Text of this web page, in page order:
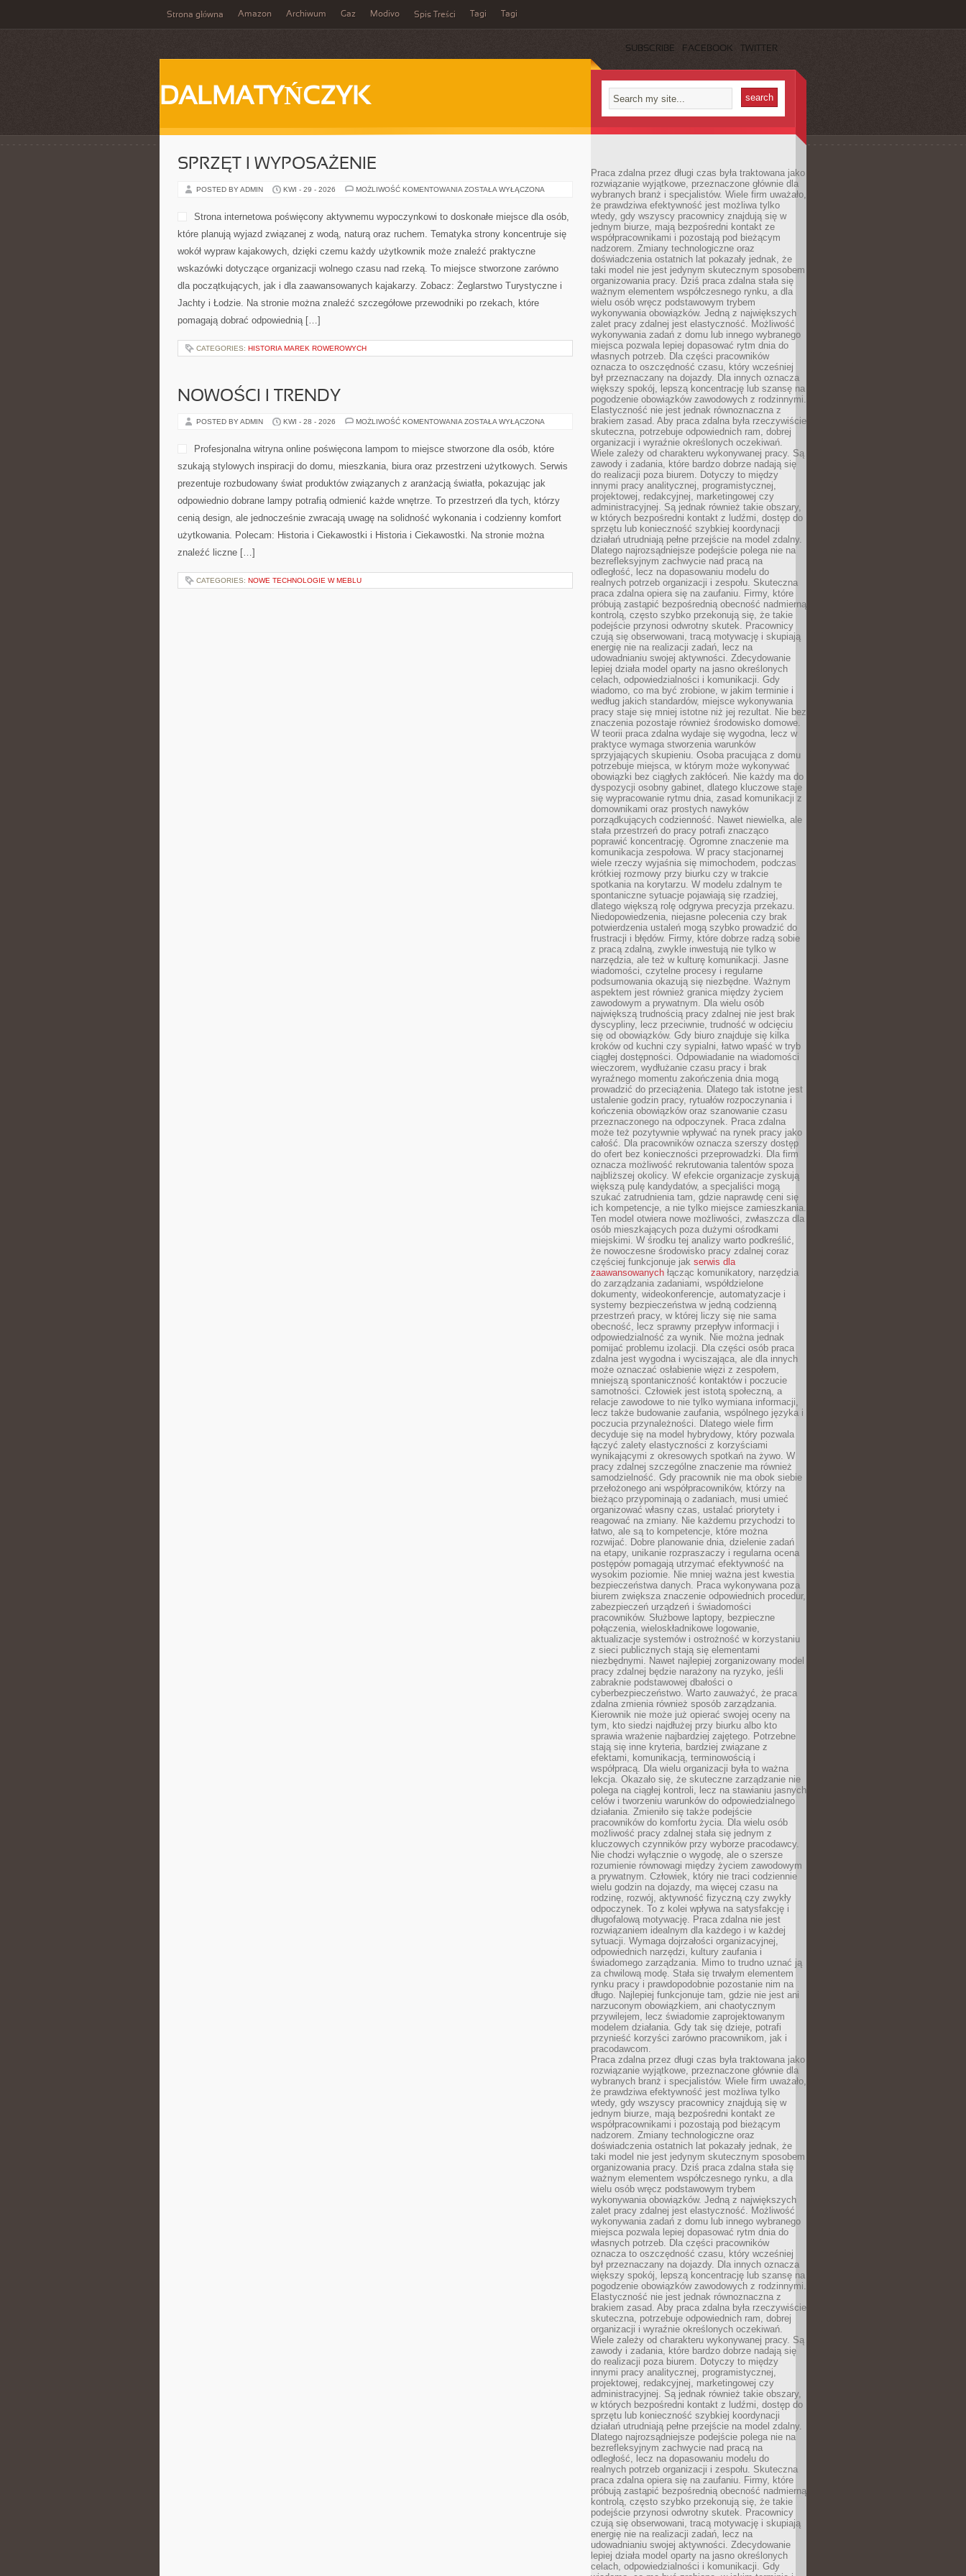
Strona główna Amazon Archiwum Gaz Modivo Spis Treści Tagi Tagi
SUBSCRIBE FACEBOOK TWITTER
DALMATYŃCZYK
SPRZĘT I WYPOSAŻENIE
POSTED BY ADMIN KWI - 29 - 2026 MOŻLIWOŚĆ KOMENTOWANIA SPRZĘT
ZOSTAŁA WYŁĄCZONA
Strona internetowa poświęcony aktywnemu wypoczynkowi to doskonałe miejsce dla osób,
które planują wyjazd związanej z wodą, naturą oraz ruchem. Tematyka strony koncentruje się
wokół wypraw kajakowych, dzięki czemu każdy użytkownik może znaleźć praktyczne
wskazówki dotyczące organizacji wolnego czasu nad rzeką. To miejsce stworzone zarówno
dla początkujących, jak i dla zaawansowanych kajakarzy. Zobacz: Żeglarstwo Turystyczne i
Jachty i Łodzie. Na stronie można znaleźć szczegółowe przewodniki po rzekach, które
pomagają dobrać odpowiednią […]
CATEGORIES: HISTORIA MAREK ROWEROWYCH
NOWOŚCI I TRENDY
POSTED BY ADMIN KWI - 28 - 2026 MOŻLIWOŚĆ KOMENTOWANIA NOWOŚCI
ZOSTAŁA WYŁĄCZONA
Profesjonalna witryna online poświęcona lampom to miejsce stworzone dla osób, które
szukają stylowych inspiracji do domu, mieszkania, biura oraz przestrzeni użytkowych. Serwis
prezentuje rozbudowany świat produktów związanych z aranżacją światła, pokazując jak
odpowiednio dobrane lampy potrafią odmienić każde wnętrze. To przestrzeń dla tych, którzy
cenią design, ale jednocześnie zwracają uwagę na solidność wykonania i codzienny komfort
użytkowania. Polecam: Historia i Ciekawostki i Historia i Ciekawostki. Na stronie można
znaleźć liczne […]
CATEGORIES: NOWE TECHNOLOGIE W MEBLU
Praca zdalna przez długi czas była traktowana jako
rozwiązanie wyjątkowe, przeznaczone głównie dla
wybranych branż i specjalistów. Wiele firm uważało,
że prawdziwa efektywność jest możliwa tylko
wtedy, gdy wszyscy pracownicy znajdują się w
jednym biurze, mają bezpośredni kontakt ze
współpracownikami i pozostają pod bieżącym
nadzorem. Zmiany technologiczne oraz
doświadczenia ostatnich lat pokazały jednak, że
taki model nie jest jedynym skutecznym sposobem
organizowania pracy. Dziś praca zdalna stała się
ważnym elementem współczesnego rynku, a dla
wielu osób wręcz podstawowym trybem
wykonywania obowiązków. Jedną z największych
zalet pracy zdalnej jest elastyczność. Możliwość
wykonywania zadań z domu lub innego wybranego
miejsca pozwala lepiej dopasować rytm dnia do
własnych potrzeb. Dla części pracowników
oznacza to oszczędność czasu, który wcześniej
był przeznaczany na dojazdy. Dla innych oznacza
większy spokój, lepszą koncentrację lub szansę na
pogodzenie obowiązków zawodowych z rodzinnymi.
Elastyczność nie jest jednak równoznaczna z
brakiem zasad. Aby praca zdalna była rzeczywiście
skuteczna, potrzebuje odpowiednich ram, dobrej
organizacji i wyraźnie określonych oczekiwań.
Wiele zależy od charakteru wykonywanej pracy. Są
zawody i zadania, które bardzo dobrze nadają się
do realizacji poza biurem. Dotyczy to między
innymi pracy analitycznej, programistycznej,
projektowej, redakcyjnej, marketingowej czy
administracyjnej. Są jednak również takie obszary,
w których bezpośredni kontakt z ludźmi, dostęp do
sprzętu lub konieczność szybkiej koordynacji
działań utrudniają pełne przejście na model zdalny.
Dlatego najrozsądniejsze podejście polega nie na
bezrefleksyjnym zachwycie nad pracą na
odległość, lecz na dopasowaniu modelu do
realnych potrzeb organizacji i zespołu. Skuteczna
praca zdalna opiera się na zaufaniu. Firmy, które
próbują zastąpić bezpośrednią obecność nadmierną
kontrolą, często szybko przekonują się, że takie
podejście przynosi odwrotny skutek. Pracownicy
czują się obserwowani, tracą motywację i skupiają
energię nie na realizacji zadań, lecz na
udowadnianiu swojej aktywności. Zdecydowanie
lepiej działa model oparty na jasno określonych
celach, odpowiedzialności i komunikacji. Gdy
wiadomo, co ma być zrobione, w jakim terminie i
według jakich standardów, miejsce wykonywania
pracy staje się mniej istotne niż jej rezultat. Nie bez
znaczenia pozostaje również środowisko domowe.
W teorii praca zdalna wydaje się wygodna, lecz w
praktyce wymaga stworzenia warunków
sprzyjających skupieniu. Osoba pracująca z domu
potrzebuje miejsca, w którym może wykonywać
obowiązki bez ciągłych zakłóceń. Nie każdy ma do
dyspozycji osobny gabinet, dlatego kluczowe staje
się wypracowanie rytmu dnia, zasad komunikacji z
domownikami oraz prostych nawyków
porządkujących codzienność. Nawet niewielka, ale
stała przestrzeń do pracy potrafi znacząco
poprawić koncentrację. Ogromne znaczenie ma
komunikacja zespołowa. W pracy stacjonarnej
wiele rzeczy wyjaśnia się mimochodem, podczas
krótkiej rozmowy przy biurku czy w trakcie
spotkania na korytarzu. W modelu zdalnym te
spontaniczne sytuacje pojawiają się rzadziej,
dlatego większą rolę odgrywa precyzja przekazu.
Niedopowiedzenia, niejasne polecenia czy brak
potwierdzenia ustaleń mogą szybko prowadzić do
frustracji i błędów. Firmy, które dobrze radzą sobie
z pracą zdalną, zwykle inwestują nie tylko w
narzędzia, ale też w kulturę komunikacji. Jasne
wiadomości, czytelne procesy i regularne
podsumowania okazują się niezbędne. Ważnym
aspektem jest również granica między życiem
zawodowym a prywatnym. Dla wielu osób
największą trudnością pracy zdalnej nie jest brak
dyscypliny, lecz przeciwnie, trudność w odcięciu
się od obowiązków. Gdy biuro znajduje się kilka
kroków od kuchni czy sypialni, łatwo wpaść w tryb
ciągłej dostępności. Odpowiadanie na wiadomości
wieczorem, wydłużanie czasu pracy i brak
wyraźnego momentu zakończenia dnia mogą
prowadzić do przeciążenia. Dlatego tak istotne jest
ustalenie godzin pracy, rytuałów rozpoczynania i
kończenia obowiązków oraz szanowanie czasu
przeznaczonego na odpoczynek. Praca zdalna
może też pozytywnie wpływać na rynek pracy jako
całość. Dla pracowników oznacza szerszy dostęp
do ofert bez konieczności przeprowadzki. Dla firm
oznacza możliwość rekrutowania talentów spoza
najbliższej okolicy. W efekcie organizacje zyskują
większą pulę kandydatów, a specjaliści mogą
szukać zatrudnienia tam, gdzie naprawdę ceni się
ich kompetencje, a nie tylko miejsce zamieszkania.
Ten model otwiera nowe możliwości, zwłaszcza dla
osób mieszkających poza dużymi ośrodkami
miejskimi. W środku tej analizy warto podkreślić,
że nowoczesne środowisko pracy zdalnej coraz
częściej funkcjonuje jak serwis dla
zaawansowanych łącząc komunikatory, narzędzia
do zarządzania zadaniami, współdzielone
dokumenty, wideokonferencje, automatyzacje i
systemy bezpieczeństwa w jedną codzienną
przestrzeń pracy, w której liczy się nie sama
obecność, lecz sprawny przepływ informacji i
odpowiedzialność za wynik. Nie można jednak
pomijać problemu izolacji. Dla części osób praca
zdalna jest wygodna i wyciszająca, ale dla innych
może oznaczać osłabienie więzi z zespołem,
mniejszą spontaniczność kontaktów i poczucie
samotności. Człowiek jest istotą społeczną, a
relacje zawodowe to nie tylko wymiana informacji,
lecz także budowanie zaufania, wspólnego języka i
poczucia przynależności. Dlatego wiele firm
decyduje się na model hybrydowy, który pozwala
łączyć zalety elastyczności z korzyściami
wynikającymi z okresowych spotkań na żywo. W
pracy zdalnej szczególne znaczenie ma również
samodzielność. Gdy pracownik nie ma obok siebie
przełożonego ani współpracowników, którzy na
bieżąco przypominają o zadaniach, musi umieć
organizować własny czas, ustalać priorytety i
reagować na zmiany. Nie każdemu przychodzi to
łatwo, ale są to kompetencje, które można
rozwijać. Dobre planowanie dnia, dzielenie zadań
na etapy, unikanie rozpraszaczy i regularna ocena
postępów pomagają utrzymać efektywność na
wysokim poziomie. Nie mniej ważna jest kwestia
bezpieczeństwa danych. Praca wykonywana poza
biurem zwiększa znaczenie odpowiednich procedur,
zabezpieczeń urządzeń i świadomości
pracowników. Służbowe laptopy, bezpieczne
połączenia, wieloskładnikowe logowanie,
aktualizacje systemów i ostrożność w korzystaniu
z sieci publicznych stają się elementami
niezbędnymi. Nawet najlepiej zorganizowany model
pracy zdalnej będzie narażony na ryzyko, jeśli
zabraknie podstawowej dbałości o
cyberbezpieczeństwo. Warto zauważyć, że praca
zdalna zmienia również sposób zarządzania.
Kierownik nie może już opierać swojej oceny na
tym, kto siedzi najdłużej przy biurku albo kto
sprawia wrażenie najbardziej zajętego. Potrzebne
stają się inne kryteria, bardziej związane z
efektami, komunikacją, terminowością i
współpracą. Dla wielu organizacji była to ważna
lekcja. Okazało się, że skuteczne zarządzanie nie
polega na ciągłej kontroli, lecz na stawianiu jasnych
celów i tworzeniu warunków do odpowiedzialnego
działania. Zmieniło się także podejście
pracowników do komfortu życia. Dla wielu osób
możliwość pracy zdalnej stała się jednym z
kluczowych czynników przy wyborze pracodawcy.
Nie chodzi wyłącznie o wygodę, ale o szersze
rozumienie równowagi między życiem zawodowym
a prywatnym. Człowiek, który nie traci codziennie
wielu godzin na dojazdy, ma więcej czasu na
rodzinę, rozwój, aktywność fizyczną czy zwykły
odpoczynek. To z kolei wpływa na satysfakcję i
długofalową motywację. Praca zdalna nie jest
rozwiązaniem idealnym dla każdego i w każdej
sytuacji. Wymaga dojrzałości organizacyjnej,
odpowiednich narzędzi, kultury zaufania i
świadomego zarządzania. Mimo to trudno uznać ją
za chwilową modę. Stała się trwałym elementem
rynku pracy i prawdopodobnie pozostanie nim na
długo. Najlepiej funkcjonuje tam, gdzie nie jest ani
narzuconym obowiązkiem, ani chaotycznym
przywilejem, lecz świadomie zaprojektowanym
modelem działania. Gdy tak się dzieje, potrafi
przynieść korzyści zarówno pracownikom, jak i
pracodawcom.
Praca zdalna przez długi czas była traktowana jako
rozwiązanie wyjątkowe, przeznaczone głównie dla
wybranych branż i specjalistów. Wiele firm uważało,
że prawdziwa efektywność jest możliwa tylko
wtedy, gdy wszyscy pracownicy znajdują się w
jednym biurze, mają bezpośredni kontakt ze
współpracownikami i pozostają pod bieżącym
nadzorem. Zmiany technologiczne oraz
doświadczenia ostatnich lat pokazały jednak, że
taki model nie jest jedynym skutecznym sposobem
organizowania pracy. Dziś praca zdalna stała się
ważnym elementem współczesnego rynku, a dla
wielu osób wręcz podstawowym trybem
wykonywania obowiązków. Jedną z największych
zalet pracy zdalnej jest elastyczność. Możliwość
wykonywania zadań z domu lub innego wybranego
miejsca pozwala lepiej dopasować rytm dnia do
własnych potrzeb. Dla części pracowników
oznacza to oszczędność czasu, który wcześniej
był przeznaczany na dojazdy. Dla innych oznacza
większy spokój, lepszą koncentrację lub szansę na
pogodzenie obowiązków zawodowych z rodzinnymi.
Elastyczność nie jest jednak równoznaczna z
brakiem zasad. Aby praca zdalna była rzeczywiście
skuteczna, potrzebuje odpowiednich ram, dobrej
organizacji i wyraźnie określonych oczekiwań.
Wiele zależy od charakteru wykonywanej pracy. Są
zawody i zadania, które bardzo dobrze nadają się
do realizacji poza biurem. Dotyczy to między
innymi pracy analitycznej, programistycznej,
projektowej, redakcyjnej, marketingowej czy
administracyjnej. Są jednak również takie obszary,
w których bezpośredni kontakt z ludźmi, dostęp do
sprzętu lub konieczność szybkiej koordynacji
działań utrudniają pełne przejście na model zdalny.
Dlatego najrozsądniejsze podejście polega nie na
bezrefleksyjnym zachwycie nad pracą na
odległość, lecz na dopasowaniu modelu do
realnych potrzeb organizacji i zespołu. Skuteczna
praca zdalna opiera się na zaufaniu. Firmy, które
próbują zastąpić bezpośrednią obecność nadmierną
kontrolą, często szybko przekonują się, że takie
podejście przynosi odwrotny skutek. Pracownicy
czują się obserwowani, tracą motywację i skupiają
energię nie na realizacji zadań, lecz na
udowadnianiu swojej aktywności. Zdecydowanie
lepiej działa model oparty na jasno określonych
celach, odpowiedzialności i komunikacji. Gdy